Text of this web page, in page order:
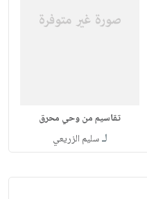
تقاسيم من وحي محرق
لـسليم الزريعي